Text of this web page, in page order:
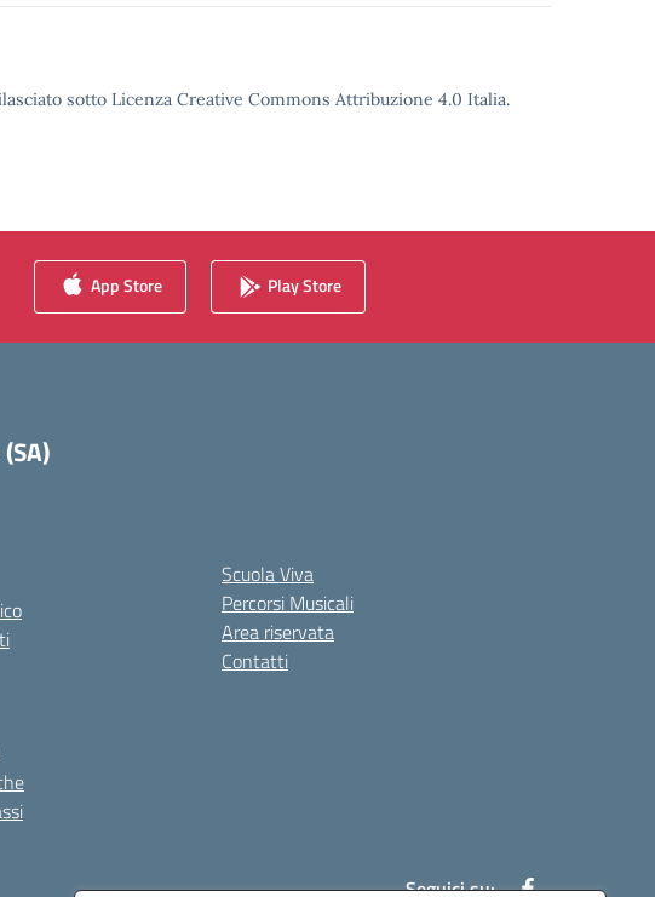
sotto Licenza Creative Commons Attribuzione 4.0 Italia.
App Store Play Store
Scuola Viva
Percorsi Musicali
Area riservata
Contatti
Seguici su: